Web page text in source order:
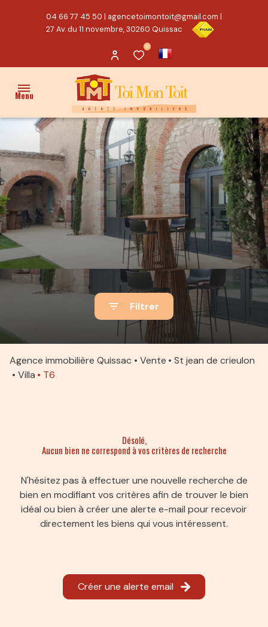
04 66 77 45 50 | agencetoimontoit@gmail.com |
27 Av. du 11 novembre, 30260 Quissac
0
Menu
ACCUEIL
VENTES
PROPRIÉTÉ/CHARME
MAISON
TERRAIN
ACTUALITÉS
E-MAIL
ESTIMATION
Filtrer
Agence immobilière Quissac Vente
St jean de crieulon
Villa
T6
Désolé,
Aucun bien ne correspond à vos critères de recherche
N'hésitez pas à effectuer une nouvelle recherche de
bien en modifiant vos critères afin de trouver le bien
idéal ou bien à créer une alerte e-mail pour recevoir
directement les biens qui vous intéressent.
Créer une alerte email